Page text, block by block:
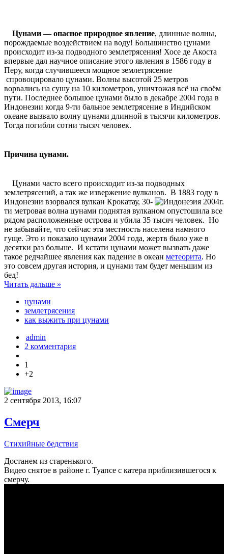
Цунами — опасное природное явление, длинные волны,
порождаемые воздействием на воду! Большинство цунами
происходит из-за подводного землетрясения! Хосе де Акоста
впервые дал научное описание этого явления в 1586 году в
Перу, когда случившееся мощное землетрясение
спровоцировало цунами. Волны высотой 25 метров
ворвались на сушу на 10 километров, уничтожая всё на своём
пути. Последнее большое цунами было в декабре 2004 года в
Индонезии когда 9-ти бальное землетрясение в Индийском
океане вызвало волну цунами длинной в тысячи километров.
Тогда погибли сотни тысяч человек.
Причина цунами.
Цунами часто всего происходит из-за подводных
землетрясений, а так же извержение вулканов. В 1883 году в
Индонезии взорвался вулкан Крокатау, 30-
ти метровая волна цунами поднятая вулканом опустошила все
рядом расположенные острова и убила 35 тысяч человек. Но
не забывайте, что сейчас эта местность населена намного
гуще. Это и показало цунами 2004 года, жертв было уже в
десятки раз больше. И кстати цунами может вызвать даже
такое редчайшее явления как падение в океан метеорита. Но
это совсем другая история, и цунами там будет меньшим из
бед!
Читать дальше »
цунами
землетрясения
как выжить при цунами
admin
2 комментария
1
+2
2 сентября 2013, 16:07
Смерч
Стихийные бедствия
Достанем из старенького.
Видео снятое в районе г. Туапсе с катера приблизившегося к
смерчу.